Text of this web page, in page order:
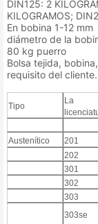
DIN125: 2
KILOGRAMOS;
En bobina 1-12 mm
diámetro de la
80 kg puerro
Bolsa tejida,
requisito del cliente.
Tipo
La
Austenítico
201
202
301
302
303
303se